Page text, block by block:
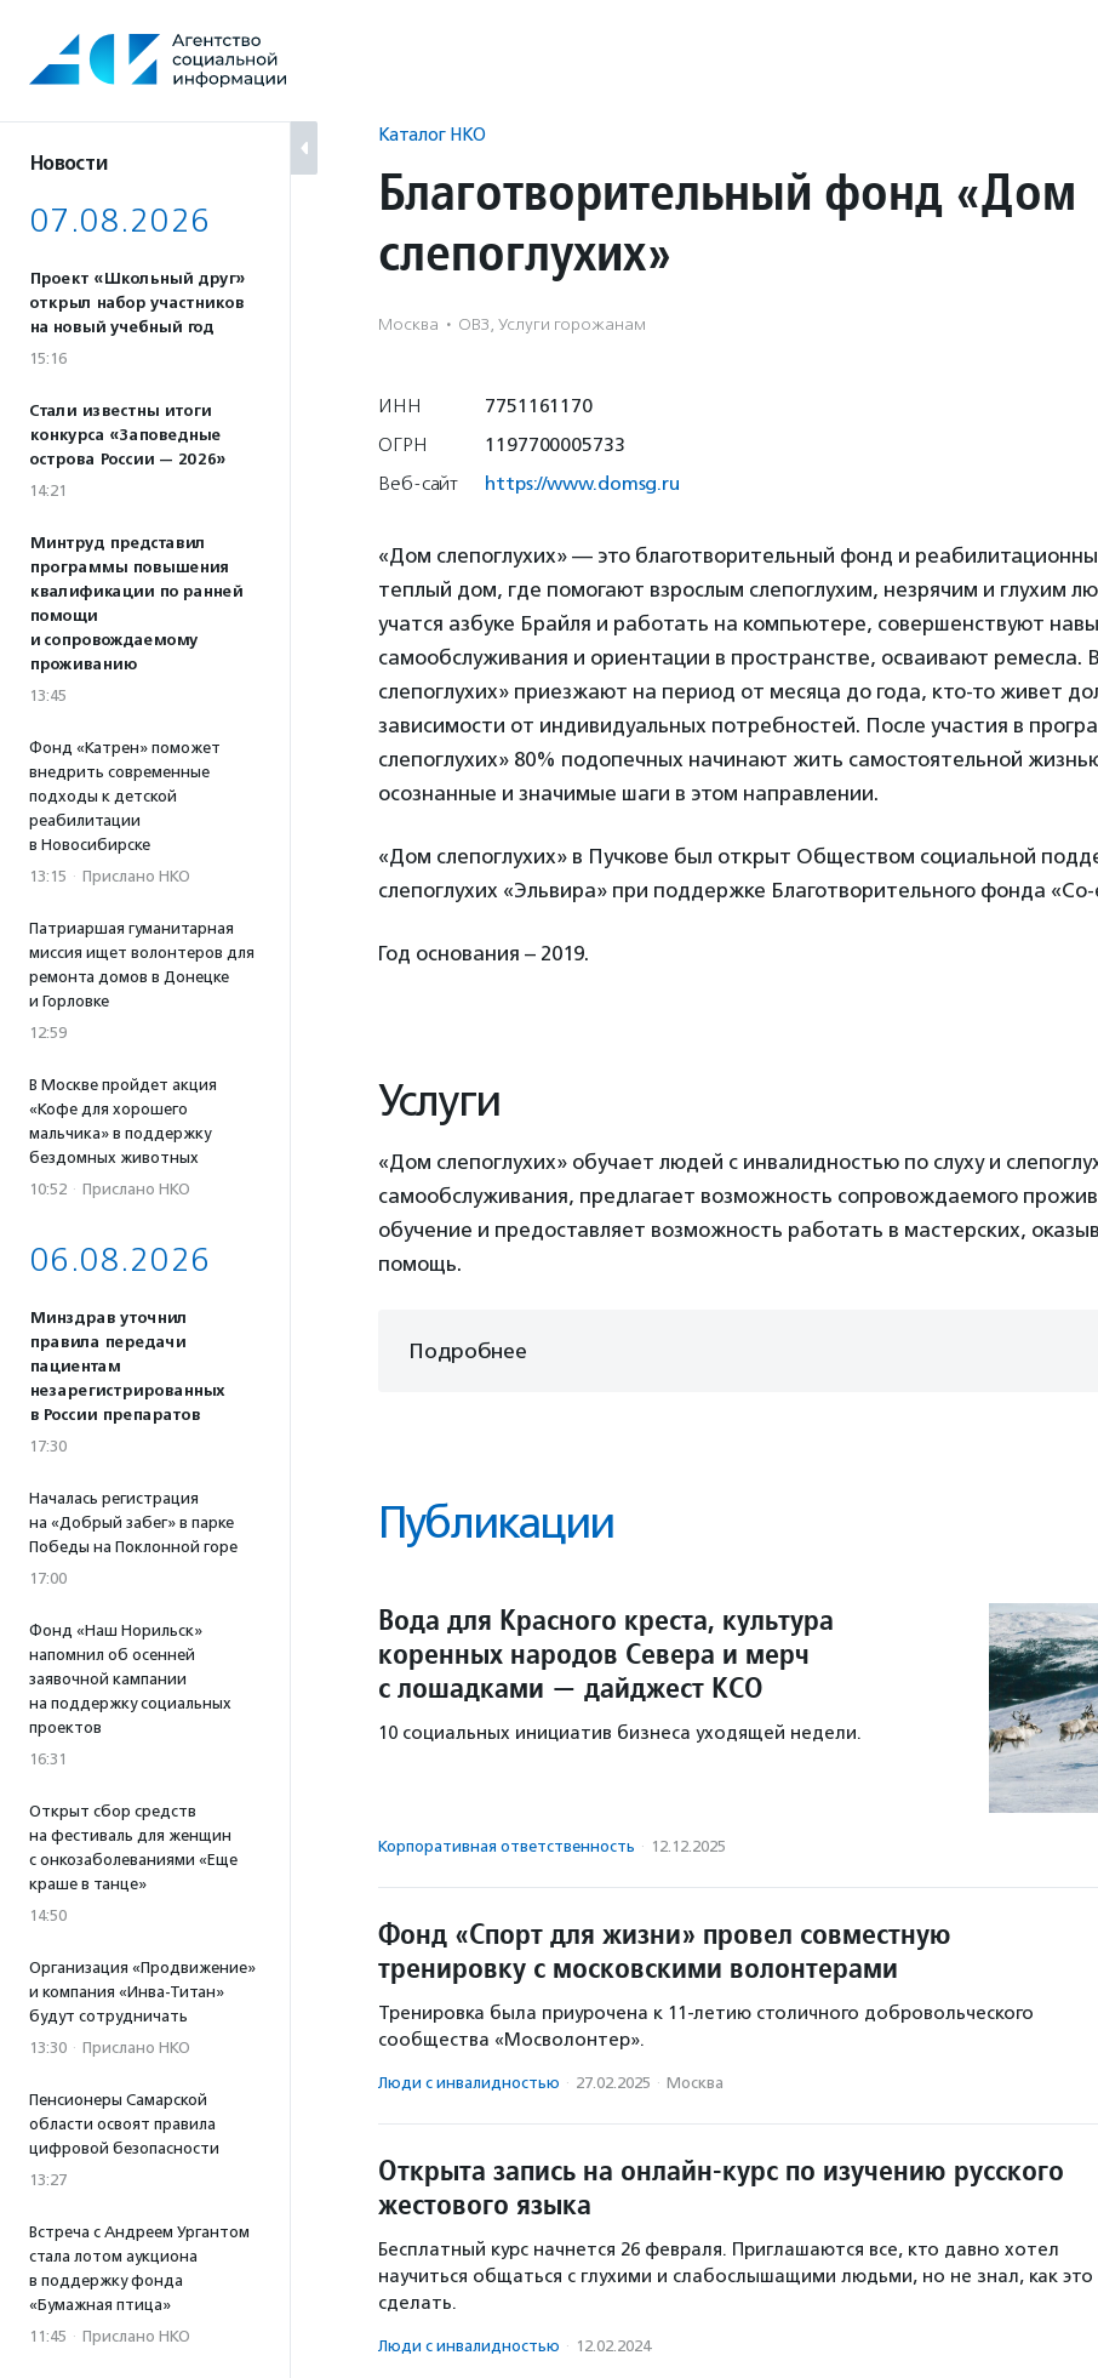
содержанию
Новости
07.08.2026
Проект «Школьный друг»
открыл набор участников
на новый учебный год
15:16
Стали известны итоги
конкурса «Заповедные
острова России — 2026»
14:21
Минтруд представил
программы повышения
квалификации по ранней
помощи
и сопровождаемому
проживанию
13:45
Фонд «Катрен» поможет
внедрить современные
подходы к детской
реабилитации
в Новосибирске
13:15 · Прислано НКО
Патриаршая гуманитарная
миссия ищет волонтеров для
ремонта домов в Донецке
и Горловке
12:59
В Москве пройдет акция
«Кофе для хорошего
мальчика» в поддержку
бездомных животных
10:52 · Прислано НКО
06.08.2026
Минздрав уточнил
правила передачи
пациентам
незарегистрированных
в России препаратов
17:30
Началась регистрация
на «Добрый забег» в парке
Победы на Поклонной горе
17:00
Фонд «Наш Норильск»
напомнил об осенней
заявочной кампании
на поддержку социальных
проектов
16:31
Открыт сбор средств
на фестиваль для женщин
с онкозаболеваниями «Еще
краше в танце»
14:50
Организация «Продвижение»
и компания «Инва-Титан»
будут сотрудничать
13:30 · Прислано НКО
Пенсионеры Самарской
области освоят правила
цифровой безопасности
13:27
Встреча с Андреем Ургантом
стала лотом аукциона
в поддержку фонда
«Бумажная птица»
11:45 · Прислано НКО
Каталог НКО
Благотворительный фонд «Дом
слепоглухих»
Москва · ОВЗ, Услуги горожанам
ИНН
7751161170
ОГРН
1197700005733
Веб-сайт
https://www.domsg.ru
«Дом слепоглухих» — это благотворительный фонд и
теплый дом, где помогают взрослым слепоглухим, незрячим и глухим
учатся азбуке Брайля и работать на компьютере, совершенствуют
самообслуживания и ориентации в пространстве, осваивают ремесла.
слепоглухих» приезжают на период от месяца до года, кто-то живет
зависимости от индивидуальных потребностей. После участия в
слепоглухих» 80% подопечных начинают жить самостоятельной
осознанные и значимые шаги в этом направлении.
«Дом слепоглухих» в Пучкове был открыт Обществом социальной
слепоглухих «Эльвира» при поддержке Благотворительного фонда
Год основания – 2019.
Услуги
«Дом слепоглухих» обучает людей с инвалидностью по слуху и
самообслуживания, предлагает возможность сопровождаемого
обучение и предоставляет возможность работать в мастерских,
помощь.
Подробнее
Публикации
Вода для Красного креста, культура
коренных народов Севера и мерч
с лошадками — дайджест КСО
10 социальных инициатив бизнеса уходящей недели.
Корпоративная ответственность · 12.12.2025
Фонд «Спорт для жизни» провел совместную
тренировку с московскими волонтерами
Тренировка была приурочена к 11-летию столичного добровольческого
сообщества «Мосволонтер».
Люди с инвалидностью · 27.02.2025 · Москва
Открыта запись на онлайн-курс по изучению русского
жестового языка
Бесплатный курс начнется 26 февраля. Приглашаются все, кто давно хотел
научиться общаться с глухими и слабослышащими людьми, но не знал, как это
сделать.
Люди с инвалидностью · 12.02.2024